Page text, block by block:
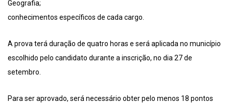
Geografia;
conhecimentos específicos de cada cargo.
A prova terá duração de quatro horas e será aplicada no município
escolhido pelo candidato durante a inscrição, no dia 27 de
setembro.
Para ser aprovado, será necessário obter pelo menos 18 pontos